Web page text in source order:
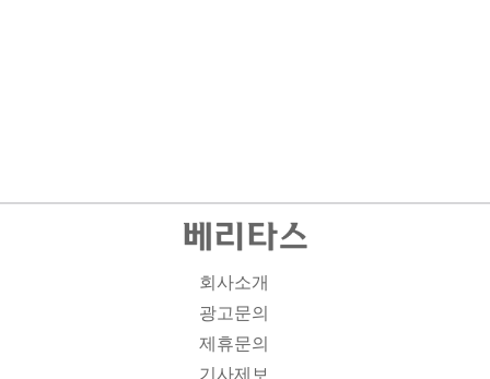
회사소개
광고문의
제휴문의
기사제보